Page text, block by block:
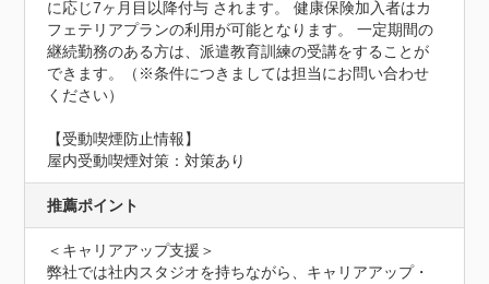
に応じ7ヶ月目以降付与 されます。 健康保険加入者はカ
フェテリアプランの利用が可能となります。 一定期間の
継続勤務のある方は、派遣教育訓練の受講をすることが
できます。（※条件につきましては担当にお問い合わせ
ください）
【受動喫煙防止情報】
屋内受動喫煙対策：対策あり
推薦ポイント
＜キャリアアップ支援＞
弊社では社内スタジオを持ちながら、キャリアアップ・